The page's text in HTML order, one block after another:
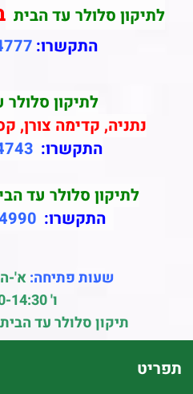
לתיקון סלולר עד הבית
התקשרו:
לתיקון
נתניה, קדימה צורן,
התקשרו:
לתיקון סלולר עד
התקשרו:
שעות פתיחה:א'-ה': 08:00-
ו' 08:30-14:30
תיקון סלולר עד
תפריט